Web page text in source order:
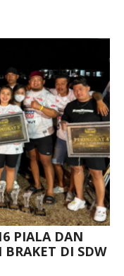
PIALA DAN
BRAKET DI SDW